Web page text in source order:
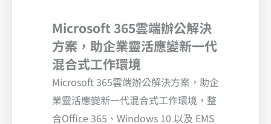
Microsoft 365雲端辦公解決
方案，助企業靈活應變新一代
混合式工作環境
Microsoft 365雲端辦公解決方案，助企
業靈活應變新一代混合式工作環境，整
合Office 365、Windows 10 以及 EMS